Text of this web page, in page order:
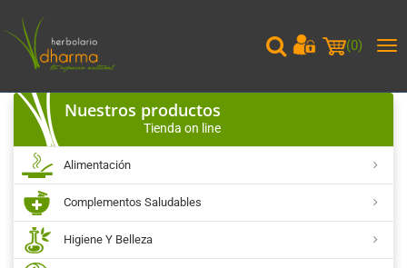
(0)
Nuestros productos
Tienda on line
Alimentación
Complementos Saludables
Higiene Y Belleza